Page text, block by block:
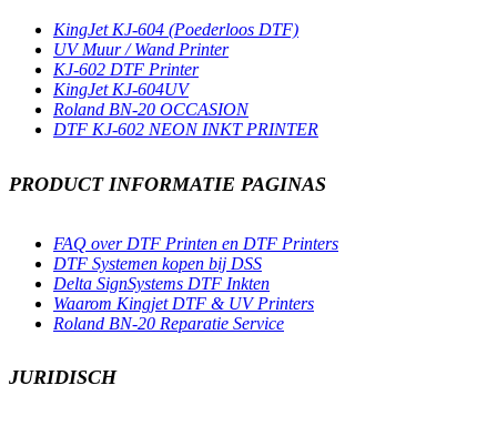
KingJet KJ-604 (Poederloos DTF)
UV Muur / Wand Printer
KJ-602 DTF Printer
KingJet KJ-604UV
Roland BN-20 OCCASION
DTF KJ-602 NEON INKT PRINTER
PRODUCT INFORMATIE PAGINAS
FAQ over DTF Printen en DTF Printers
DTF Systemen kopen bij DSS
Delta SignSystems DTF Inkten
Waarom Kingjet DTF & UV Printers
Roland BN-20 Reparatie Service
JURIDISCH